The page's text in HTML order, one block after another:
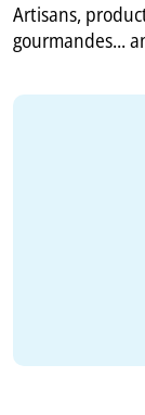
Artisans,
gourmandes...